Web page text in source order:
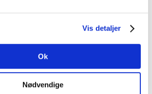
Vis detaljer
Ok
Nødvendige
INDEHOLDER NEDENSTÅENDE
Enheds
Titel